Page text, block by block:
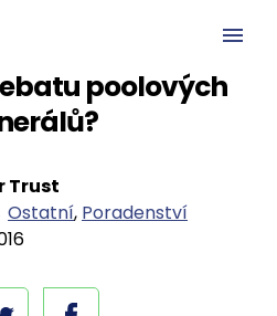
poolových
Trust
Ostatní, Poradenství